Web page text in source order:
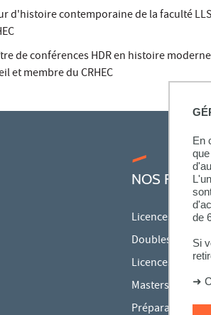
En
de
Si
➜
d'histoire contemporaine de la faculté
de conférences HDR en histoire
et membre du CRHEC
NOS
Licences
Doubles licences
Licences pro
Masters
Préparations